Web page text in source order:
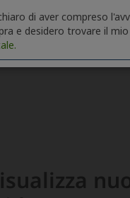
di aver compreso
e desidero trovare il mio